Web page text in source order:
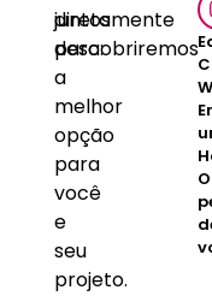
juntos
descobriremos
a
melhor
opção
para
você
e
seu
projeto.
diretamente
para: